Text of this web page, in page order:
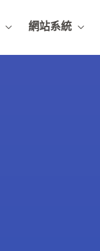
網站系統